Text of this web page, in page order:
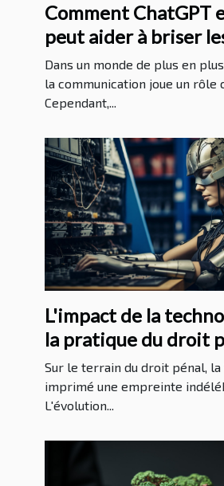
Comment ChatGPT
peut aider à briser
linguistiques
Dans un monde de plus en
la communication joue un rôle
Cependant,...
L'impact de la
la pratique du droit
Sur le terrain du droit pénal,
imprimé une empreinte
L'évolution...